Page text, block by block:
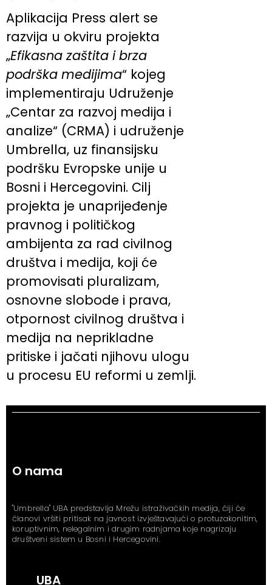
Aplikacija Press alert se
razvija u okviru projekta
„Efikasna zaštita i brza
podrška medijima“ kojeg
implementiraju Udruženje
„Centar za razvoj medija i
analize“ (CRMA) i udruženje
Umbrella, uz finansijsku
podršku Evropske unije u
Bosni i Hercegovini. Cilj
projekta je unaprijeđenje
pravnog i političkog
ambijenta za rad civilnog
društva i medija, koji će
promovisati pluralizam,
osnovne slobode i prava,
otpornost civilnog društva i
medija na neprikladne
pritiske i jačati njihovu ulogu
u procesu EU reformi u zemlji.
O nama
"Umbrella" UBA predstavlja Mrežu istraživačkih medija, čiji će
članovi vršiti pritisak na javnost izvještavajući o protuzakonitim,
koruptivnim, nelegalnim i drugim radnjama koje nagrizaju
društveni sistem u Bosni i Hercegovini.
UBA